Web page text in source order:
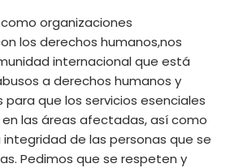
organizaciones
los derechos humanos,nos
internacional que está
a derechos humanos y
que los servicios esenciales
las áreas afectadas, así como
de las personas que se
Pedimos que se respeten y